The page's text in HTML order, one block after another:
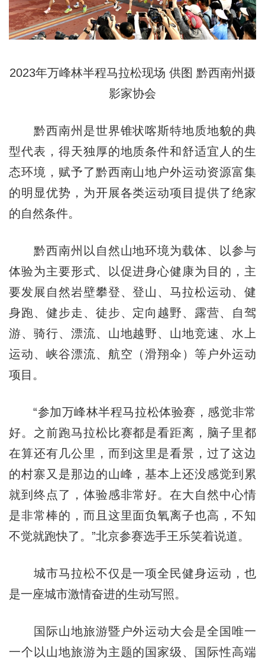
2023年万峰林半程马拉松现场 供图 黔西南州摄
影家协会
黔西南州是世界锥状喀斯特地质地貌的典
型代表，得天独厚的地质条件和舒适宜人的生
态环境，赋予了黔西南山地户外运动资源富集
的明显优势，为开展各类运动项目提供了绝家
的自然条件。
黔西南州以自然山地环境为载体、以参与
体验为主要形式、以促进身心健康为目的，主
要发展自然岩壁攀登、登山、马拉松运动、健
身跑、健步走、徒步、定向越野、露营、自驾
游、骑行、漂流、山地越野、山地竞速、水上
运动、峡谷漂流、航空（滑翔伞）等户外运动
项目。
“参加万峰林半程马拉松体验赛，感觉非常
好。之前跑马拉松比赛都是看距离，脑子里都
在算还有几公里，而到这里是看景，过了这边
的村寨又是那边的山峰，基本上还没感觉到累
就到终点了，体验感非常好。在大自然中心情
是非常棒的，而且这里面负氧离子也高，不知
不觉就跑快了。”北京参赛选手王乐笑着说道。
城市马拉松不仅是一项全民健身运动，也
是一座城市激情奋进的生动写照。
国际山地旅游暨户外运动大会是全国唯一
一个以山地旅游为主题的国家级、国际性高端